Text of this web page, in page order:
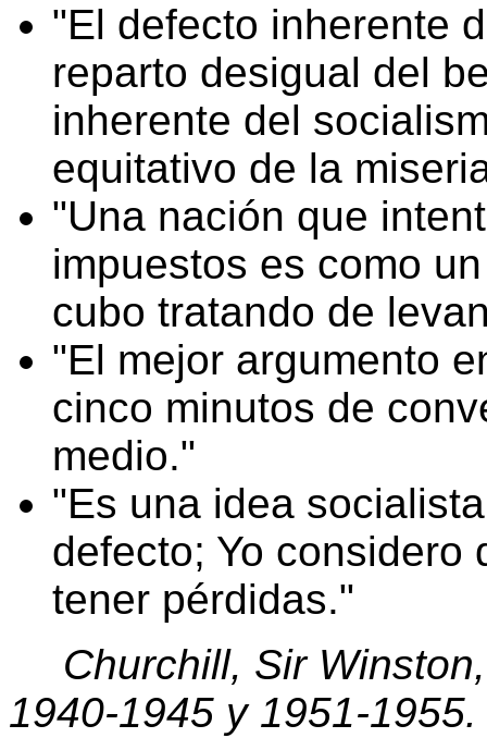
El defecto inherente
reparto desigual del
inherente del
equitativo de la
Una nación que
impuestos es como
cubo tratando de
El mejor argumento
cinco minutos de
medio.
Es una idea
defecto; Yo considero
tener pérdidas.
Churchill, Sir
1940-1945 y 1951-